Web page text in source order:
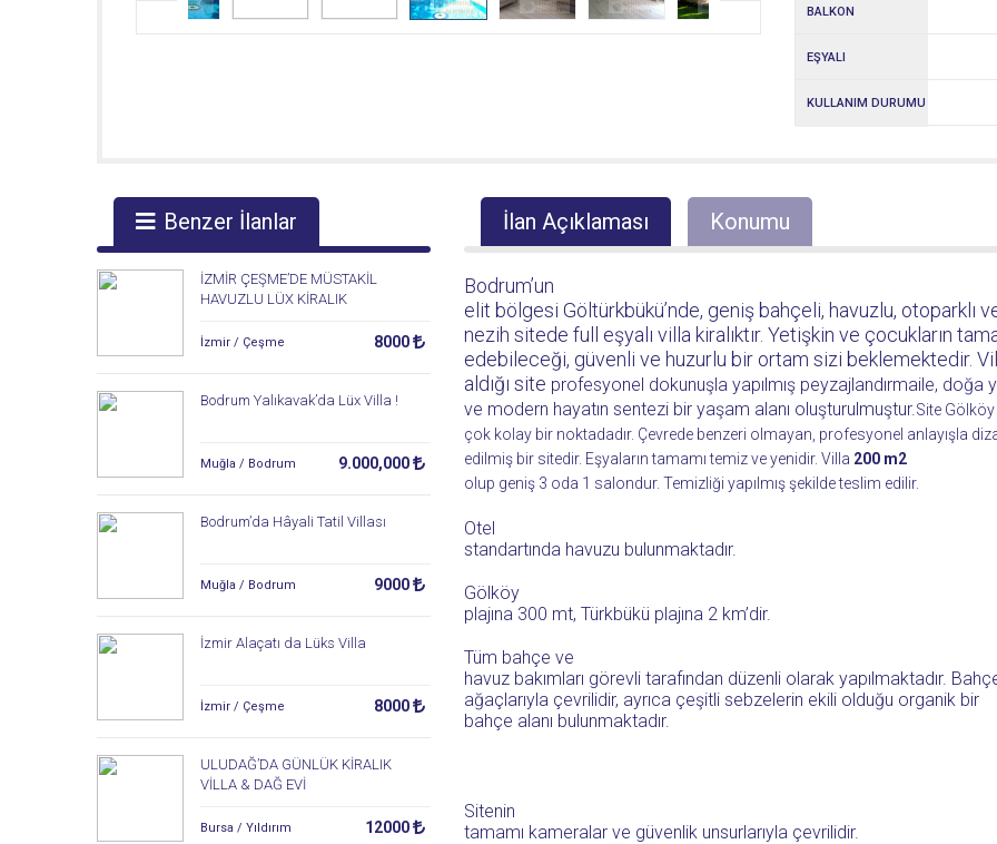
BALKON
EŞYALI
KULLANIM DURUMU
İlan Açıklaması Konumu
Bodrum’un
elit bölgesi Göltürkbükü’nde, geniş bahçeli, havuzlu, otoparklı
nezih sitede full eşyalı villa kiralıktır. Yetişkin ve çocukların
edebileceği, güvenli ve huzurlu bir ortam sizi beklemektedir.
aldığı site profesyonel dokunuşla yapılmış peyzajlandırmaile, doğa
ve modern hayatın sentezi bir yaşam alanı oluşturulmuştur.Site Gölköy
çok kolay bir noktadadır. Çevrede benzeri olmayan, profesyonel anlayışla
edilmiş bir sitedir. Eşyaların tamamı temiz ve yenidir. Villa 200 m2
olup geniş 3 oda 1 salondur. Temizliği yapılmış şekilde teslim edilir.
Otel
standartında havuzu bulunmaktadır.
Gölköy
plajına 300 mt, Türkbükü plajına 2 km’dir.
Tüm bahçe ve
havuz bakımları görevli tarafından düzenli olarak yapılmaktadır.
ağaçlarıyla çevrilidir, ayrıca çeşitli sebzelerin ekili olduğu organik bir
bahçe alanı bulunmaktadır.
Sitenin
tamamı kameralar ve güvenlik unsurlarıyla çevrilidir.
Benzer İlanlar
İZMİR ÇEŞME’DE MÜSTAKİL
HAVUZLU LÜX KİRALIK
İzmir / Çeşme 8000
Bodrum Yalıkavak’da Lüx Villa !
Muğla / Bodrum 9.000,000
Bodrum’da Hâyali Tatil Villası
Muğla / Bodrum 9000
İzmir Alaçatı da Lüks Villa
İzmir / Çeşme 8000
ULUDAĞ’DA GÜNLÜK KİRALIK
VİLLA & DAĞ EVİ
Bursa / Yıldırım 12000